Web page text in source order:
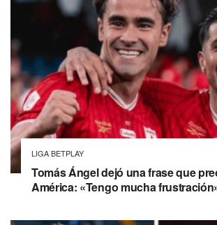
LIGA BETPLAY
Tomás Ángel dejó una frase que
América: «Tengo mucha